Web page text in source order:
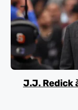
J.J. Redick